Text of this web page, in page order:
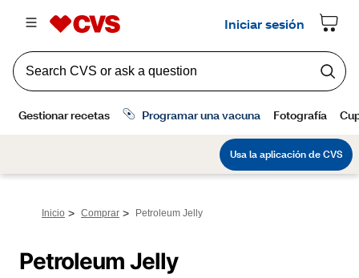
Inicio > Comprar > Petroleum Jelly
Petroleum Jelly